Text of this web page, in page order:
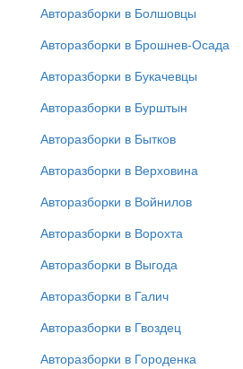
Авторазборки в Болшовцы
Авторазборки в Брошнев-Осада
Авторазборки в Букачевцы
Авторазборки в Бурштын
Авторазборки в Бытков
Авторазборки в Верховина
Авторазборки в Войнилов
Авторазборки в Ворохта
Авторазборки в Выгода
Авторазборки в Галич
Авторазборки в Гвоздец
Авторазборки в Городенка